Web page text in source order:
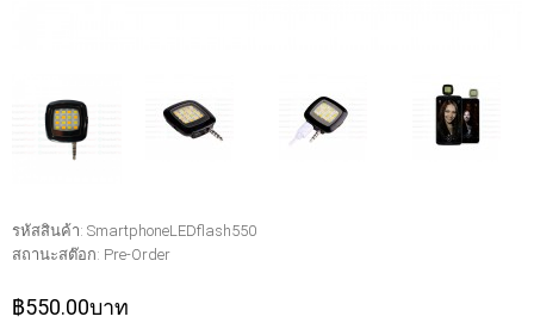
รหัสสินค้า: SmartphoneLEDflash550
สถานะสต๊อก: Pre-Order
฿550.00บาท